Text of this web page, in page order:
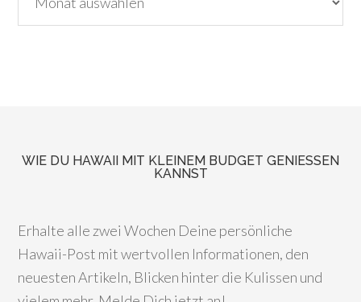
WIE DU HAWAII MIT KLEINEM BUDGET GENIESSEN K
ANNST
Erhalte alle zwei Wochen Deine persönliche
Hawaii-Post mit wertvollen Informationen, den
neuesten Artikeln, Blicken hinter die Kulissen und